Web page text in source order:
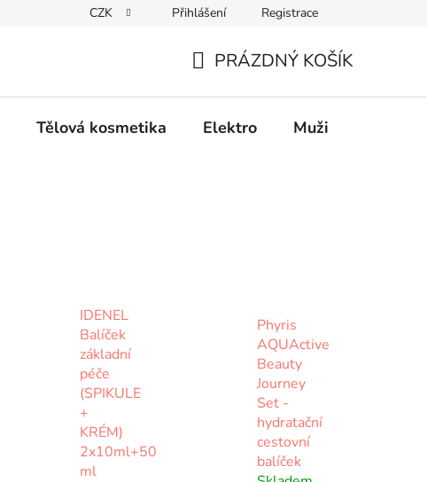
Elektro Děti Výhodný nákup
CZK Přihlášení Registrace
KOŠÍK
PRÁZDNÝ KOŠÍK
Tělová kosmetika Elektro Muži
IDENEL
Balíček
základní
péče
(SPIKULE
+
KRÉM)
2x10ml+50
ml
Phyris
AQUActive
Beauty
Journey
Set -
hydratační
cestovní
balíček